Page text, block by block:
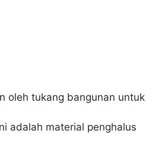
oleh tukang bangunan untuk
adalah material penghalus